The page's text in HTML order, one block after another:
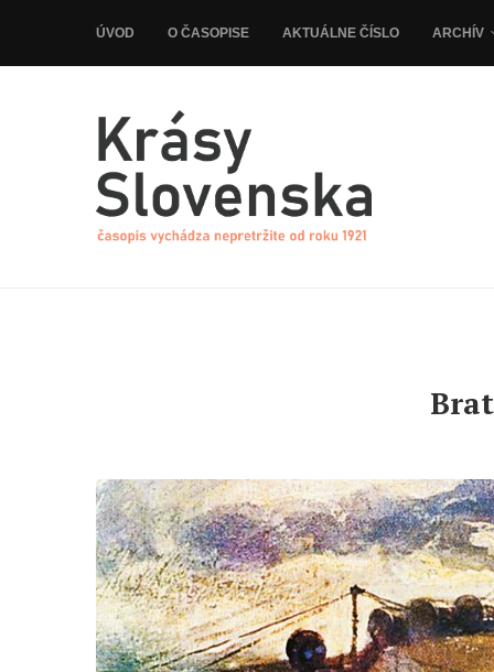
ÚVOD O ČASOPISE AKTUÁLNE ČÍSLO ARCHÍV